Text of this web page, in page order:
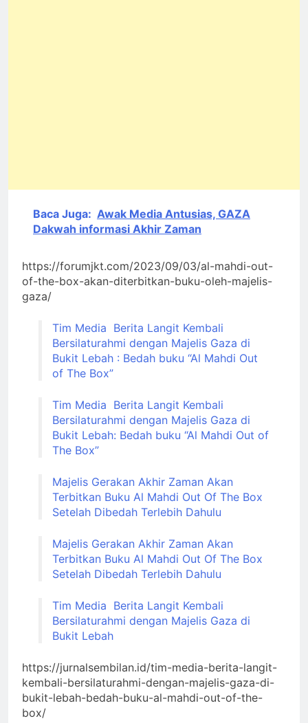
Baca Juga: Awak Media Antusias, GAZA
Dakwah informasi Akhir Zaman
https://forumjkt.com/2023/09/03/al-mahdi-out-
of-the-box-akan-diterbitkan-buku-oleh-majelis-
gaza/
Tim Media Berita Langit Kembali
Bersilaturahmi dengan Majelis Gaza di
Bukit Lebah : Bedah buku “Al Mahdi Out
of The Box”
Tim Media Berita Langit Kembali
Bersilaturahmi dengan Majelis Gaza di
Bukit Lebah: Bedah buku “Al Mahdi Out of
The Box”
Majelis Gerakan Akhir Zaman Akan
Terbitkan Buku Al Mahdi Out Of The Box
Setelah Dibedah Terlebih Dahulu
Majelis Gerakan Akhir Zaman Akan
Terbitkan Buku Al Mahdi Out Of The Box
Setelah Dibedah Terlebih Dahulu
Tim Media Berita Langit Kembali
Bersilaturahmi dengan Majelis Gaza di
Bukit Lebah
https://jurnalsembilan.id/tim-media-berita-langit-
kembali-bersilaturahmi-dengan-majelis-gaza-di-
bukit-lebah-bedah-buku-al-mahdi-out-of-the-
box/